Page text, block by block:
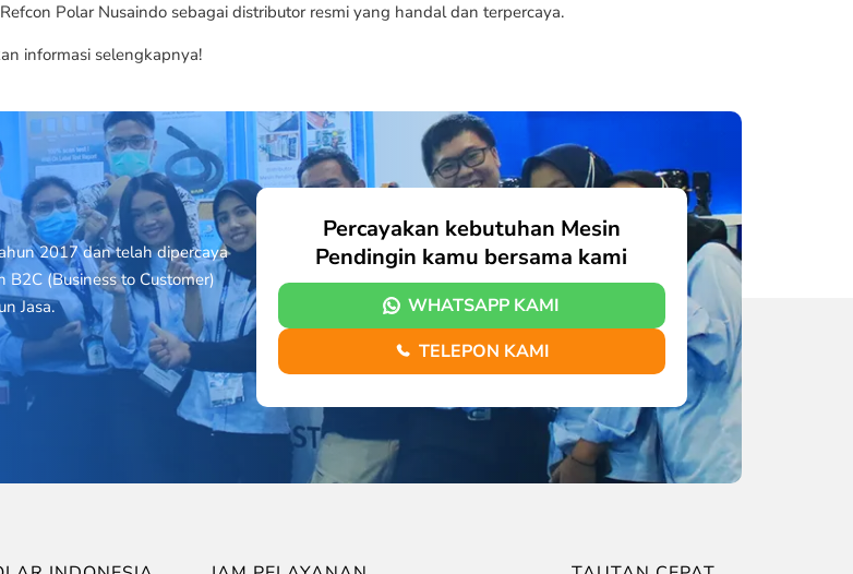
Polar Nusaindo sebagai distributor resmi yang handal dan terpercaya.
informasi selengkapnya!
2017 dan telah dipercaya
(Business to Customer)
Jasa.
Percayakan kebutuhan Mesin
Pendingin kamu bersama kami
WHATSAPP KAMI
TELEPON KAMI